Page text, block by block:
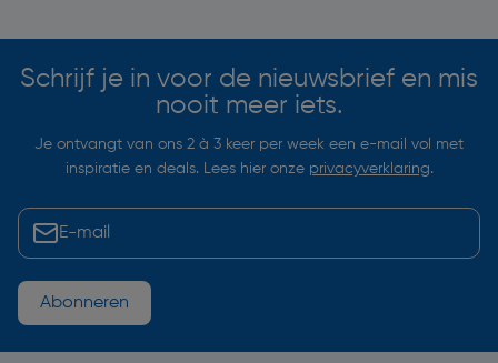
Schrijf je in voor de nieuwsbrief en mis
nooit meer iets.
Je ontvangt van ons 2 à 3 keer per week een e-mail vol met
inspiratie en deals. Lees hier onze privacyverklaring.
Abonneren